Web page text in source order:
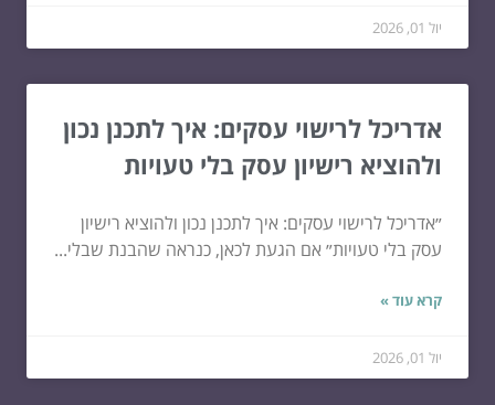
יול 01, 2026
אדריכל לרישוי עסקים: איך לתכנן נכון
ולהוציא רישיון עסק בלי טעויות
״אדריכל לרישוי עסקים: איך לתכנן נכון ולהוציא רישיון
עסק בלי טעויות״ אם הגעת לכאן, כנראה שהבנת שבלי...
קרא עוד »
יול 01, 2026